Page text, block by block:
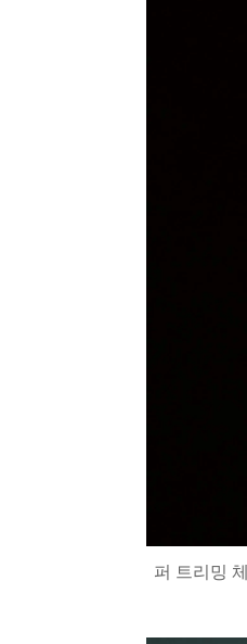
퍼 트리밍